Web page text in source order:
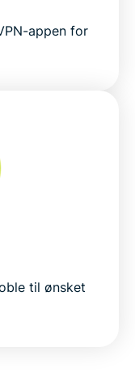
appen for
til ønsket